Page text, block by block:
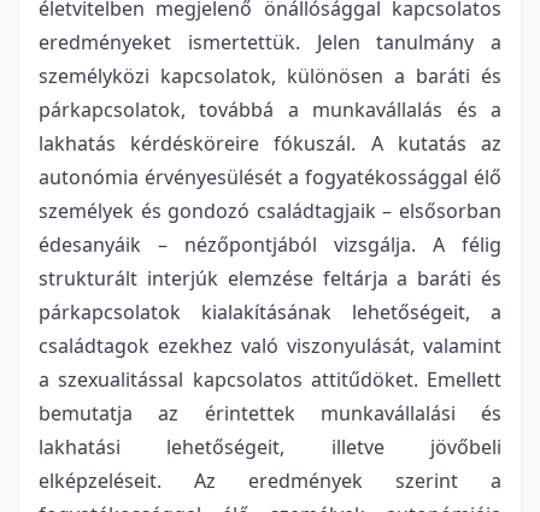
életvitelben megjelenő önállósággal kapcsolatos
eredményeket ismertettük. Jelen tanulmány a
személyközi kapcsolatok, különösen a baráti és
párkapcsolatok, továbbá a munkavállalás és a
lakhatás kérdésköreire fókuszál. A kutatás az
autonómia érvényesülését a fogyatékossággal élő
személyek és gondozó családtagjaik – elsősorban
édesanyáik – nézőpontjából vizsgálja. A félig
strukturált interjúk elemzése feltárja a baráti és
párkapcsolatok kialakításának lehetőségeit, a
családtagok ezekhez való viszonyulását, valamint
a szexualitással kapcsolatos attitűdöket. Emellett
bemutatja az érintettek munkavállalási és
lakhatási lehetőségeit, illetve jövőbeli
elképzeléseit. Az eredmények szerint a